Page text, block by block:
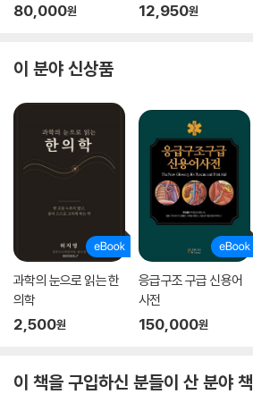
80,000원 12,950원
이 분야 신상품
과학의 눈으로 읽는 한
의학
2,500원
응급구조 구급 신용어
사전
150,000원
이 책을 구입하신 분들이 산 분야 책